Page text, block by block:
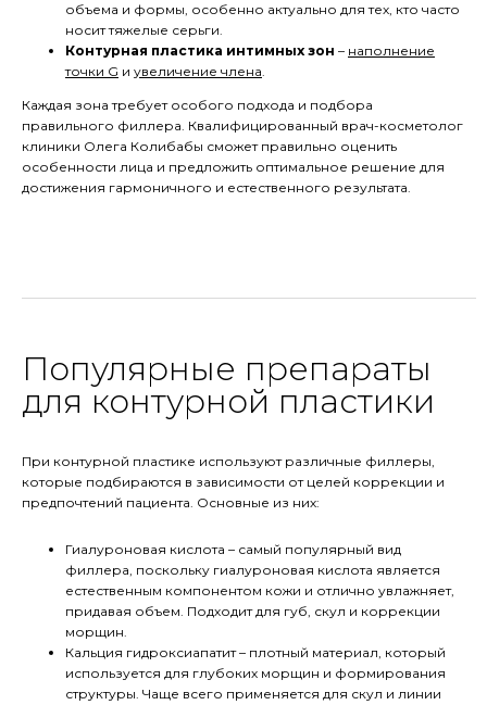
объема и формы, особенно актуально для тех, кто часто
носит тяжелые серьги.
Контурная пластика интимных зон – наполнение
точки G и увеличение члена.
Каждая зона требует особого подхода и подбора
правильного филлера. Квалифицированный врач-косметолог
клиники Олега Колибабы сможет правильно оценить
особенности лица и предложить оптимальное решение для
достижения гармоничного и естественного результата.
Популярные препараты
для контурной пластики
При контурной пластике используют различные филлеры,
которые подбираются в зависимости от целей коррекции и
предпочтений пациента. Основные из них:
Гиалуроновая кислота – самый популярный вид
филлера, поскольку гиалуроновая кислота является
естественным компонентом кожи и отлично увлажняет,
придавая объем. Подходит для губ, скул и коррекции
морщин.
Кальция гидроксиапатит – плотный материал, который
используется для глубоких морщин и формирования
структуры. Чаще всего применяется для скул и линии